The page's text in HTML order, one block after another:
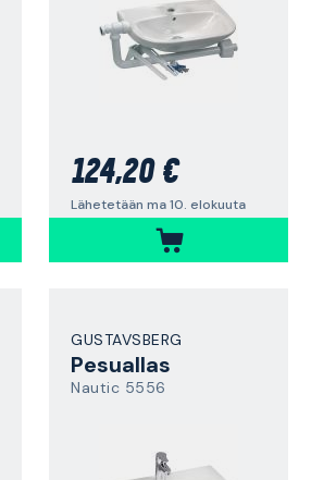
124,20 €
Lähetetään ma 10. elokuuta
GUSTAVSBERG
Pesuallas
Nautic 5556